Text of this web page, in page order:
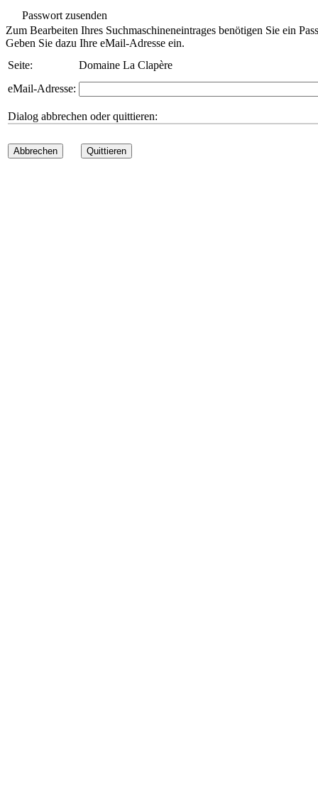
Passwort zusenden
Zum Bearbeiten Ihres Suchmaschineneintrages benötigen Sie ein
Geben Sie dazu Ihre eMail-Adresse ein.
Seite:
Domaine La Clapère
eMail-Adresse:
Dialog abbrechen oder quittieren:
Abbrechen Quittieren